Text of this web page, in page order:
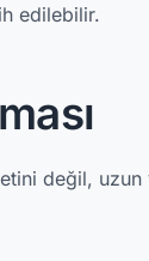
edilebilir.
değil,